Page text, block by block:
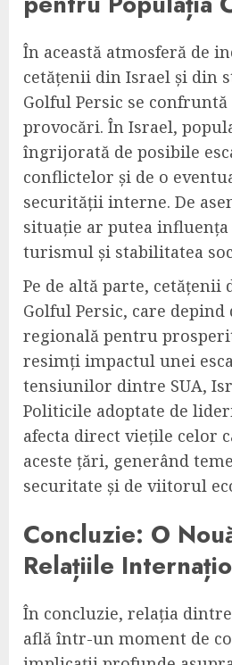
În această atmosferă de
cetățenii din Israel și din
Golful Persic se confruntă
provocări. În Israel,
îngrijorată de posibile
conflictelor și de o
securității interne. De
situație ar putea influența
turismul și stabilitatea
Pe de altă parte, cetățenii
Golful Persic, care
regională pentru
resimți impactul unei
tensiunilor dintre SUA,
Politicile adoptate de
afecta direct viețile celor
aceste țări, generând
securitate și de viitorul
Concluzie: O
Relațiile
În concluzie, relația dintre
află într-un moment de